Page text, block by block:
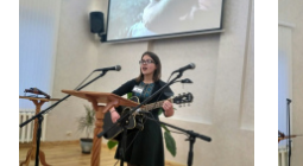
Видео
Архив